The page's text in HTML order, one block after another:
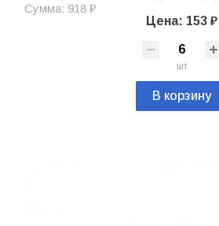
Сумма: 918 ₽
Цена: 153 ₽
шт
В корзину